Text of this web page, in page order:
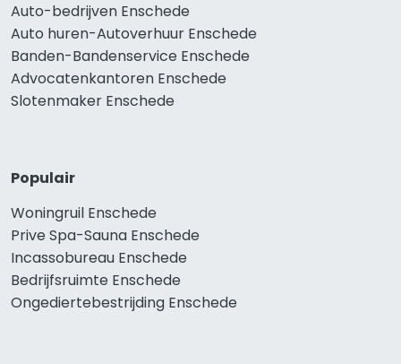
Auto-bedrijven Enschede
Auto huren-Autoverhuur Enschede
Banden-Bandenservice Enschede
Advocatenkantoren Enschede
Slotenmaker Enschede
Populair
Woningruil Enschede
Prive Spa-Sauna Enschede
Incassobureau Enschede
Bedrijfsruimte Enschede
Ongediertebestrijding Enschede